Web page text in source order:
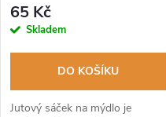
65 Kč
Skladem
DO KOŠÍKU
Jutový sáček na mýdlo je